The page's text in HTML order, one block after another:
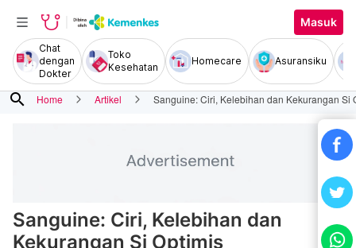
Masuk
Chat
dengan
Dokter
Toko
Kesehatan
Homecare Asuransiku
search Home Artikel Sanguine: Ciri, Kelebihan dan Kekurangan Si
Sanguine: Ciri, Kelebihan dan
Kekurangan Si Optimis